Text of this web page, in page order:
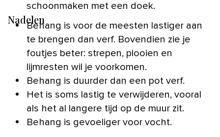
schoonmaken met een doek.
NadelenBehang is voor de meesten lastiger aan
te brengen dan verf. Bovendien zie je
foutjes beter: strepen, plooien en
lijmresten wil je voorkomen.
Behang is duurder dan een pot verf.
Het is soms lastig te verwijderen, vooral
als het al langere tijd op de muur zit.
Behang is gevoeliger voor vocht.